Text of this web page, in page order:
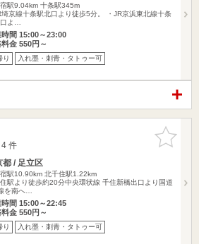
駅9.04km 十条駅345m
埼京線十条駅北口より徒歩5分。 ・JR京浜東北線十条
よ…
時間 15:00～23:00
料金 550円～
り 入れ墨・刺青・タトゥー可
お気に入
りに追加
件
都 / 足立区
駅10.90km 北千住駅1.22km
駅より徒歩約20分中央環状線 千住新橋出口より国道
を南へ…
時間 15:00～22:45
料金 550円～
り 入れ墨・刺青・タトゥー可